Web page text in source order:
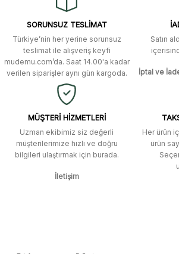
Ürün resmi kalitesiz, bozuk veya
Ürün bilgilerinde hatalar bulunuyor.
Ürün fiyatı diğer sitelerden daha pahalı.
Bu ürüne benzer farklı alternatifler olmalı.
ulaştı. Mağaza yetkilileri oldukça
yanıt aldım ve çözüm buldum.
Murat Duman | 17/03/2026
Site güvenilir ve kullanışlı, fakat
kavela ve diğer ahşap aksesuarları
menü seçeneklerinde bulunmuyor,
spesifik olarak "kavela" terimini
aratarak bulunabilir.
M... K... | 12/12/2025
Ben bu kadar hızlı bir teslimat
Ben bu kadar hızlı bir teslimat
SORUNSUZ TESLİMAT
Türkiye’nin her yerine sorunsuz
teslimat ile alışveriş keyfi
mudemu.com’da. Saat 14.00'a kadar
verilen siparişler aynı gün kargoda.
Satın
İptal ve
MÜŞTERİ HİZMETLERİ
Uzman ekibimiz siz değerli
müşterilerimize hızlı ve doğru
bilgileri ulaştırmak için burada.
İletişim
Her ürün
ürün